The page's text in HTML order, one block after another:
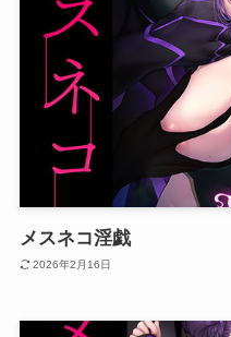
メスネコ淫戯
2026年2月16日